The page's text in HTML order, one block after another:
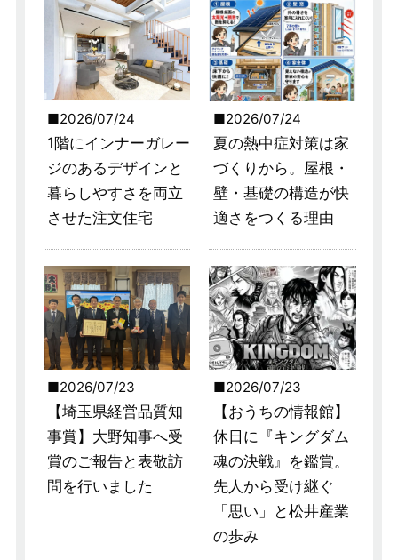
2026/07/24
1階にインナーガレー
ジのあるデザインと
暮らしやすさを両立
させた注文住宅
2026/07/24
夏の熱中症対策は家
づくりから。屋根・
壁・基礎の構造が快
適さをつくる理由
2026/07/23
【埼玉県経営品質知
事賞】大野知事へ受
賞のご報告と表敬訪
問を行いました
2026/07/23
【おうちの情報館】
休日に『キングダム
魂の決戦』を鑑賞。
先人から受け継ぐ
「思い」と松井産業
の歩み